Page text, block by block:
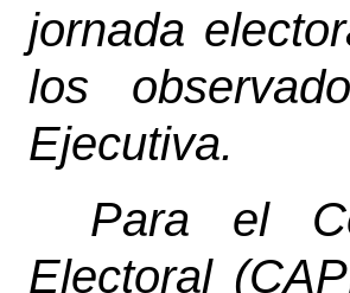
jornada
los
Ejecutiva.
Para el
Electoral